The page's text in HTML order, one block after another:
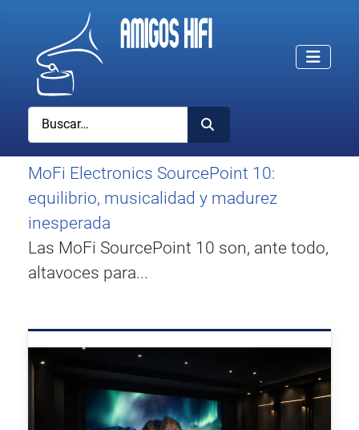
Buscar
MoFi Electronics SourcePoint 10:
equilibrio, musicalidad y madurez
inesperada
Las MoFi SourcePoint 10 son, ante todo,
altavoces para...